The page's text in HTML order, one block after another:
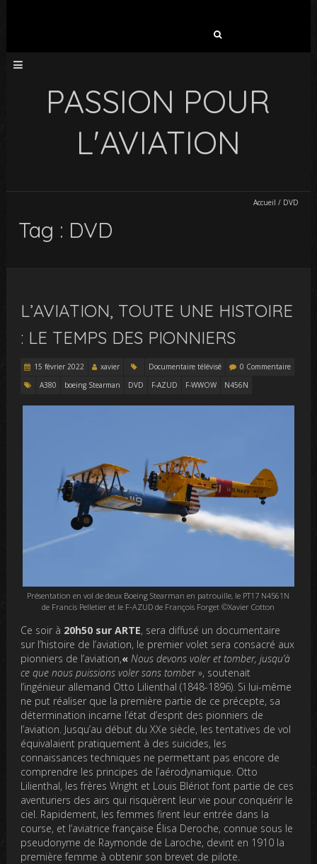
PASSION POUR
L'AVIATION
Accueil / DVD
Tag : DVD
L’AVIATION, TOUTE UNE HISTOIRE
: LE TEMPS DES PIONNIERS
15 février 2022 xavier Documentaire télévisé
0 Commentaire
A380
boeing Stearman DVD F-AZUD F-WWOW N456N
Présentation en vol de deux Boeing Stearman en patrouille, le PT17 N4561N
de Francis Pelletier et le F-AZUD de François Forget ©Xavier Cotton
Ce soir à 20h50 sur ARTE, sera diffusé un documentaire
sur l’histoire de l’aviation, le premier volet sera consacré aux
pionniers de l’aviation,«Nous devons voler et tomber, jusqu’à
ce que nous puissions voler sans tomber », soutenait
l’ingénieur allemand Otto Lilienthal (1848-1896). Si lui-même
ne put réaliser que la première partie de ce précepte, sa
détermination incarne l’état d’esprit des pionniers de
l’aviation. Jusqu’au début du XXe siècle, les tentatives de vol
équivalaient pratiquement à des suicides, les
connaissances techniques ne permettant pas encore de
comprendre les principes de l’aérodynamique. Otto
Lilienthal, les frères Wright et Louis Blériot font partie de ces
aventuriers des airs qui risquèrent leur vie pour conquérir le
ciel. Rapidement, les femmes firent leur entrée dans la
course, et l’aviatrice française Élisa Deroche, connue sous le
pseudonyme de Raymonde de Laroche, devint en 1910 la
première femme à obtenir son brevet de pilote.